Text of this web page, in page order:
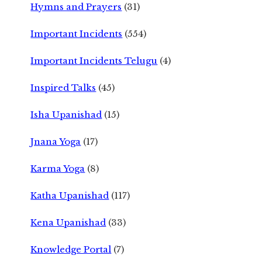
Hymns and Prayers (31)
Important Incidents (554)
Important Incidents Telugu (4)
Inspired Talks (45)
Isha Upanishad (15)
Jnana Yoga (17)
Karma Yoga (8)
Katha Upanishad (117)
Kena Upanishad (33)
Knowledge Portal (7)